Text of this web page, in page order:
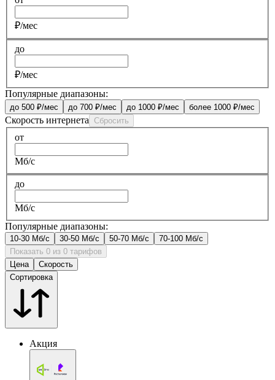
₽/мес
до
₽/мес
Популярные диапазоны:
до 500 ₽/мес до 700 ₽/мес до 1000 ₽/мес более 1000 ₽/мес
Скорость интернета Сбросить
от
Мб/с
до
Мб/с
Популярные диапазоны:
10-30 Мб/с 30-50 Мб/с 50-70 Мб/с
70-100 Мб/с
Показать 0 из 0 тарифов
Цена
Скорость
Сортировка
Акция